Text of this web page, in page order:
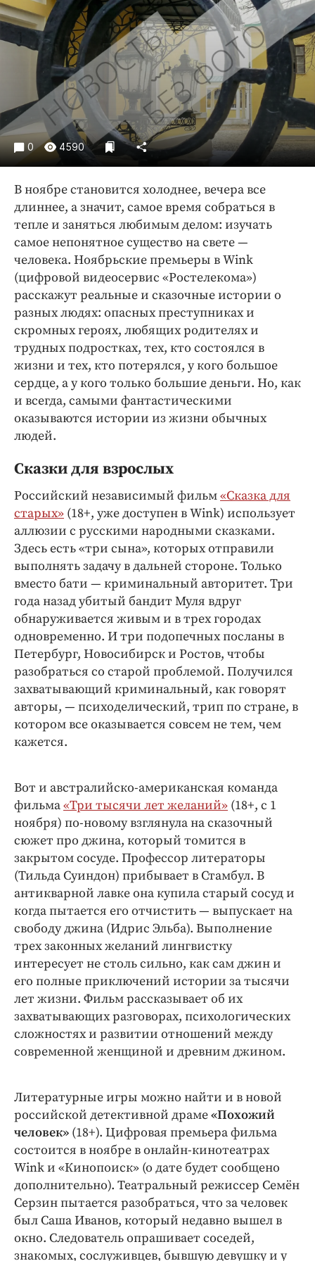
Криминал
Культура
Недвижимость и ЖКХ
Образование
Общество
Погода
Праздники
Происшествия
Экономика и бизнес
ПРОЕКТЫ
Блоги
Издания
Медиаперсона
Интересное чтиво
Клиника года
Бренд года
Работодатель года
0 4590
В ноябре становится холоднее, вечера все
длиннее, а значит, самое время собраться в
тепле и заняться любимым делом: изучать
самое непонятное существо на свете —
человека. Ноябрьские премьеры в Wink
(цифровой видеосервис «Ростелекома»)
расскажут реальные и сказочные истории о
разных людях: опасных преступниках и
скромных героях, любящих родителях и
трудных подростках, тех, кто состоялся в
жизни и тех, кто потерялся, у кого большое
сердце, а у кого только большие деньги. Но, как
и всегда, самыми фантастическими
оказываются истории из жизни обычных
людей.
Сказки для взрослых
Российский независимый фильм«Сказка для
старых» (18+, уже доступен в Wink) использует
аллюзии с русскими народными сказками.
Здесь есть «три сына», которых отправили
выполнять задачу в дальней стороне. Только
вместо бати — криминальный авторитет. Три
года назад убитый бандит Муля вдруг
обнаруживается живым и в трех городах
одновременно. И три подопечных посланы в
Петербург, Новосибирск и Ростов, чтобы
разобраться со старой проблемой. Получился
захватывающий криминальный, как говорят
авторы, — психоделический, трип по стране, в
котором все оказывается совсем не тем, чем
кажется.
Вот и австралийско-американская команда
фильма«Три тысячи лет желаний» (18+, с 1
ноября) по-новому взглянула на сказочный
сюжет про джина, который томится в
закрытом сосуде. Профессор литераторы
(Тильда Суиндон) прибывает в Стамбул. В
антикварной лавке она купила старый сосуд и
когда пытается его отчистить — выпускает на
свободу джина (Идрис Эльба). Выполнение
трех законных желаний лингвистку
интересует не столь сильно, как сам джин и
его полные приключений истории за тысячи
лет жизни. Фильм рассказывает об их
захватывающих разговорах, психологических
сложностях и развитии отношений между
современной женщиной и древним джином.
Литературные игры можно найти и в новой
российской детективной драме«Похожий
человек» (18+). Цифровая премьера фильма
состоится в ноябре в онлайн-кинотеатрах
Wink и «Кинопоиск» (о дате будет сообщено
дополнительно). Театральный режиссер Семён
Серзин пытается разобраться, что за человек
был Саша Иванов, который недавно вышел в
окно. Следователь опрашивает соседей,
знакомых, сослуживцев, бывшую девушку и у